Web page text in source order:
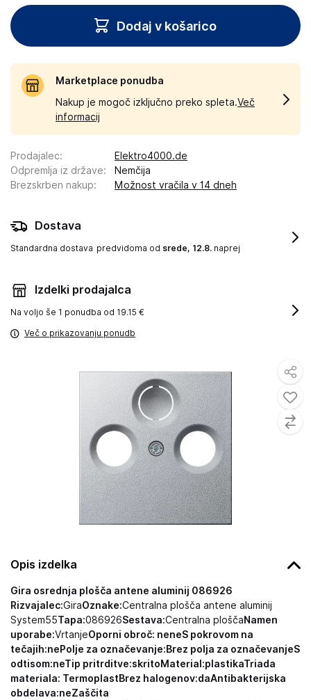
Opis izdelka
Gira osrednja plošča antene aluminij 086926
Rizvajalec:GiraOznake:Centralna plošča antene aluminij
System55Tapa:086926Sestava:Centralna ploščaNamen
uporabe:VrtanjeOporni obroč: neneS pokrovom na
tečajih:nePolje za označevanje:Brez polja za označevanjeS
odtisom:neTip pritrditve:skritoMaterial:plastikaTriada
materiala: TermoplastBrez halogenov:daAntibakterijska
obdelava:neZaščita
Dodaj v košarico
Marketplace ponudba
Nakup je mogoč izključno preko spleta.Več
informacij
Prodajalec:
Elektro4000.de
Odpremlja iz države:
Nemčija
Brezskrben nakup: Možnost vračila v 14 dneh
Dostava
Standardna dostava predvidoma od srede, 12.8. naprej
Izdelki prodajalca
Na voljo še 1 ponudba od 19.15 €
Več o prikazovanju ponudb